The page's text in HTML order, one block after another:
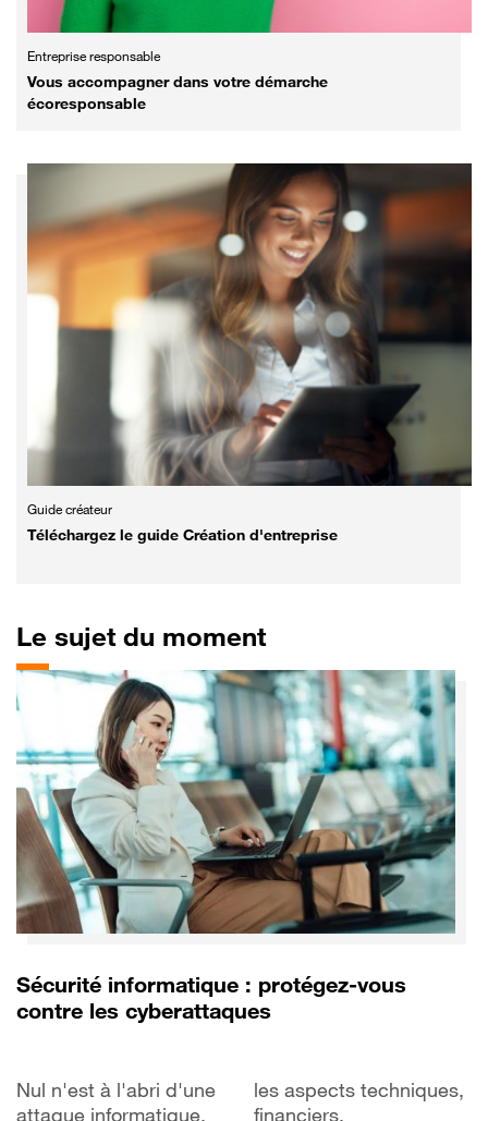
Entreprise responsable
Vous accompagner dans votre démarche
écoresponsable
Guide créateur
Téléchargez le guide Création d'entreprise
Le sujet du moment
Sécurité informatique : protégez-vous
contre les cyberattaques
Nul n'est à l'abri d'une
attaque informatique.
les aspects techniques,
financiers,